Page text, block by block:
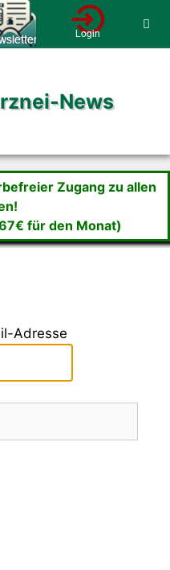
News
Zugang zu allen
für den Monat)
Adresse